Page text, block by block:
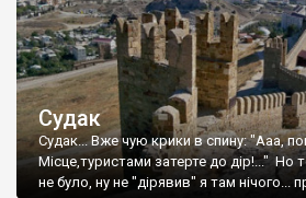
Судак
Судак... Вже чую крики в спину: "Ааа,
Місце,туристами затерте до дір!..."
не було, ну не "дірявив" я там нічого...